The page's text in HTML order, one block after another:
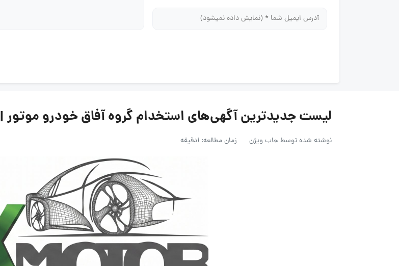
لیست جدیدترین آگهی‌های استخدام گروه آفاق خودرو موتور | ۲۶ خرداد ۱۴۰۵
نوشته شده توسطجاب ویژن زمان مطالعه: 1دقیقه